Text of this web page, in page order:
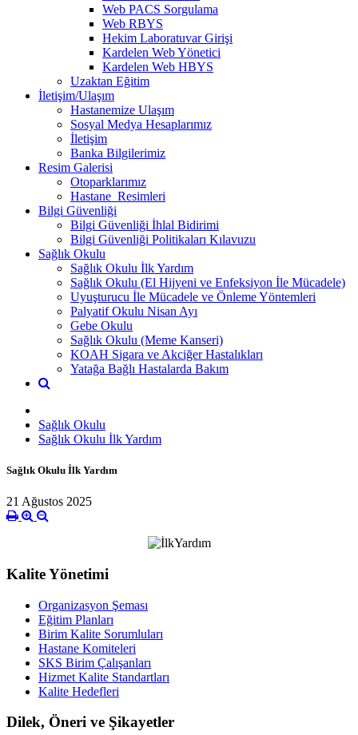
Web PACS Sorgulama
Web RBYS
Hekim Laboratuvar Girişi
Kardelen Web Yönetici
Kardelen Web HBYS
Uzaktan Eğitim
İletişim/Ulaşım
Hastanemize Ulaşım
Sosyal Medya Hesaplarımız
İletişim
Banka Bilgilerimiz
Resim Galerisi
Otoparklarımız
Hastane_Resimleri
Bilgi Güvenliği
Bilgi Güvenliği İhlal Bidirimi
Bilgi Güvenliği Politikaları Kılavuzu
Sağlık Okulu
Sağlık Okulu İlk Yardım
Sağlık Okulu (El Hijyeni ve Enfeksiyon İle Mücadele)
Uyuşturucu İle Mücadele ve Önleme Yöntemleri
Palyatif Okulu Nisan Ayı
Gebe Okulu
Sağlık Okulu (Meme Kanseri)
KOAH Sigara ve Akciğer Hastalıkları
Yatağa Bağlı Hastalarda Bakım
Sağlık Okulu
Sağlık Okulu İlk Yardım
Sağlık Okulu İlk Yardım
21 Ağustos 2025
Kalite Yönetimi
Organizasyon Şeması
Eğitim Planları
Birim Kalite Sorumluları
Hastane Komiteleri
SKS Birim Çalışanları
Hizmet Kalite Standartları
Kalite Hedefleri
Dilek, Öneri ve Şikayetler